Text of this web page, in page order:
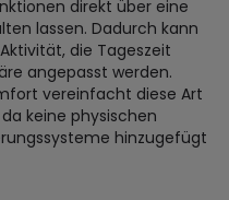
direkt über eine
lassen. Dadurch kann
die Tageszeit
angepasst werden.
vereinfacht diese Art
keine physischen
hinzugefügt